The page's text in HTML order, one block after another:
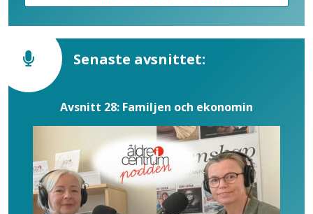
Senaste avsnittet:
Avsnitt 28: Familjen och ekonomin